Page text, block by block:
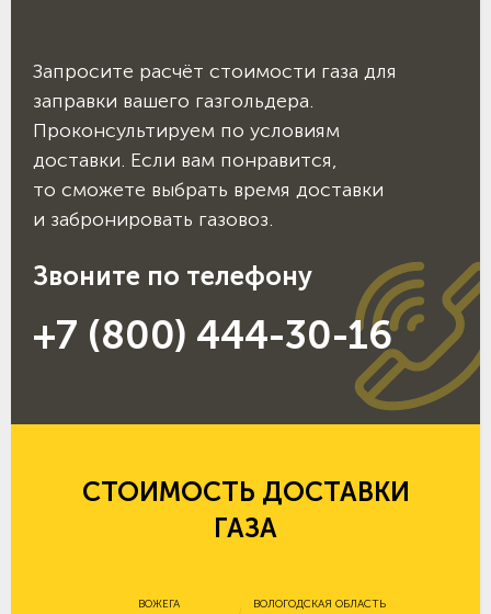
Запросите расчёт стоимости газа для
заправки вашего газгольдера.
Проконсультируем по условиям
доставки. Если вам понравится,
то сможете выбрать время доставки
и забронировать газовоз.
Звоните по телефону
+7 (800) 444-30-16
СТОИМОСТЬ ДОСТАВКИ
ГАЗА
ВОЖЕГА ВОЛОГОДСКАЯ ОБЛАСТЬ